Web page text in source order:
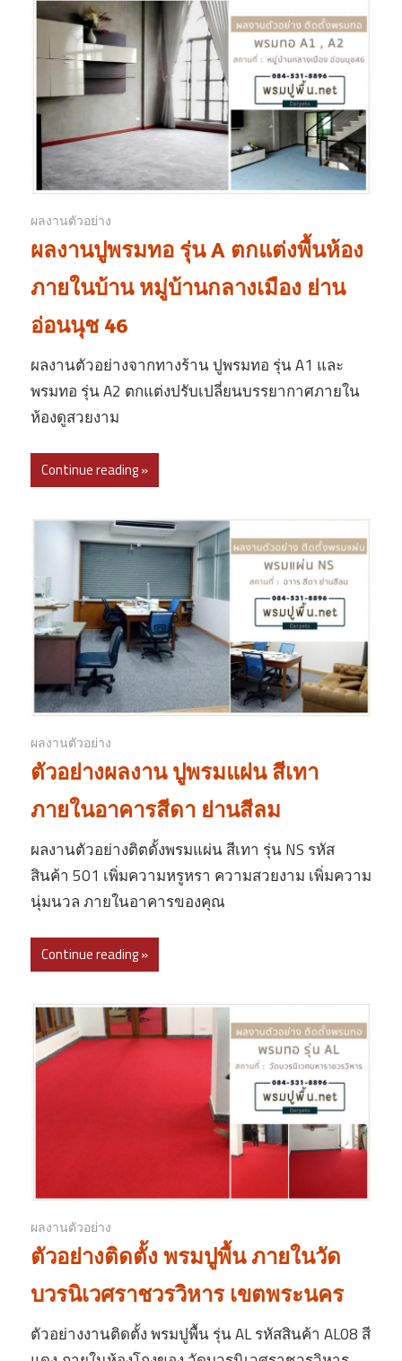
ผลงานตัวอย่าง
ผลงานปูพรมทอ รุ่น A ตกแต่งพื้นห้อง
ภายในบ้าน หมู่บ้านกลางเมือง ย่าน
อ่อนนุช 46
ผลงานตัวอย่างจากทางร้าน ปูพรมทอ รุ่น A1 และ
พรมทอ รุ่น A2 ตกแต่งปรับเปลี่ยนบรรยากาศภายใน
ห้องดูสวยงาม
Continue reading »
ผลงานตัวอย่าง
ตัวอย่างผลงาน ปูพรมแผ่น สีเทา
ภายในอาคารสีดา ย่านสีลม
ผลงานตัวอย่างติตดั้งพรมแผ่น สีเทา รุ่น NS รหัส
สินค้า 501 เพิ่มความหรูหรา ความสวยงาม เพิ่มความ
นุ่มนวล ภายในอาคารของคุณ
Continue reading »
ผลงานตัวอย่าง
ตัวอย่างติดตั้ง พรมปูพื้น ภายในวัด
บวรนิเวศราชวรวิหาร เขตพระนคร
ตัวอย่างงานติดตั้ง พรมปูพื้น รุ่น AL รหัสสินค้า AL08 สี